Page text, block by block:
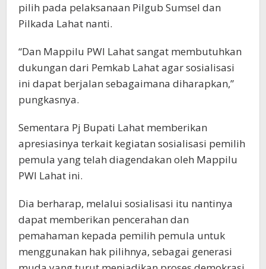
pilih pada pelaksanaan Pilgub Sumsel dan
Pilkada Lahat nanti.
“Dan Mappilu PWI Lahat sangat membutuhkan
dukungan dari Pemkab Lahat agar sosialisasi
ini dapat berjalan sebagaimana diharapkan,”
pungkasnya.
Sementara Pj Bupati Lahat memberikan
apresiasinya terkait kegiatan sosialisasi pemilih
pemula yang telah diagendakan oleh Mappilu
PWI Lahat ini.
Dia berharap, melalui sosialisasi itu nantinya
dapat memberikan pencerahan dan
pemahaman kepada pemilih pemula untuk
menggunakan hak pilihnya, sebagai generasi